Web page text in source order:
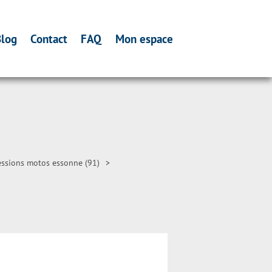
Contact FAQ Mon espace
motos essonne (91) >